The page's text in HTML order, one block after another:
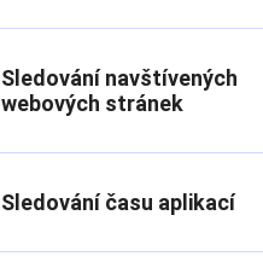
Sledování navštívených
webových stránek
Sledování času aplikací